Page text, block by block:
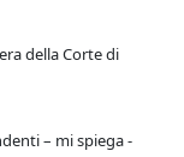
della Corte di
– mi spiega -